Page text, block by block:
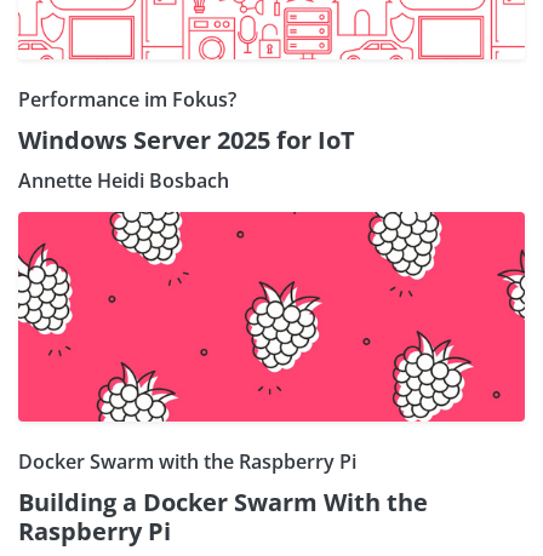
Performance im Fokus?
Windows Server 2025 for IoT
Annette Heidi Bosbach
Docker Swarm with the Raspberry Pi
Building a Docker Swarm With the
Raspberry Pi